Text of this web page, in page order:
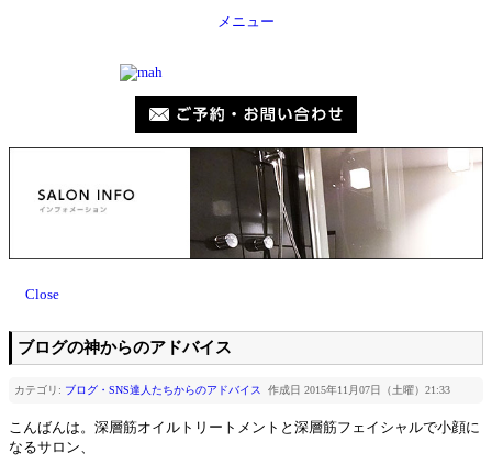
メニュー
Close
ブログの神からのアドバイス
カテゴリ: ブログ・SNS達人たちからのアドバイス 作成日 2015年11月07日（土曜）21:33
こんばんは。深層筋オイルトリートメントと深層筋フェイシャルで小顔に
なるサロン、